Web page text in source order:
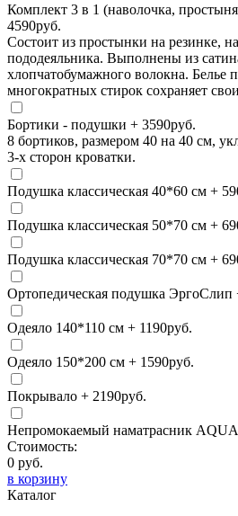
Комплект 3 в 1 (наволочка,
4590руб.
Состоит из простынки на резинке,
пододеяльника. Выполнены из
хлопчатобумажного волокна. Белье
многократных стирок сохраняет
Бортики - подушки + 3590руб.
8 бортиков, размером 40 на 40 см,
3-х сторон кроватки.
Подушка классическая 40*60 см +
Подушка классическая 50*70 см +
Подушка классическая 70*70 см +
Ортопедическая подушка ЭргоСлип
Одеяло 140*110 см + 1190руб.
Одеяло 150*200 см + 1590руб.
Покрывало + 2190руб.
Непромокаемый наматрасник
Стоимость:
0 руб.
в корзину
Каталог